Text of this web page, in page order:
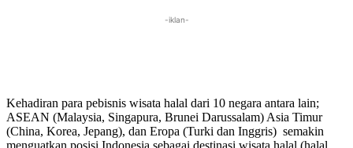
-iklan-
Kehadiran para pebisnis wisata halal dari 10 negara antara lain;
ASEAN (Malaysia, Singapura, Brunei Darussalam) Asia Timur
(China, Korea, Jepang), dan Eropa (Turki dan Inggris) semakin
menguatkan posisi Indonesia sebagai destinasi wisata halal (halal